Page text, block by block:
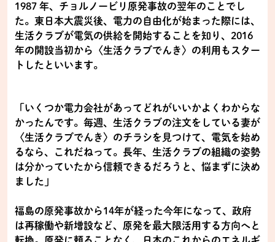
1987 年、チョルノービリ原発事故の翌年のことでし
た。東日本大震災後、電力の自由化が始まった際には、
生活クラブが電気の供給を開始することを知り、2016
年の開設当初から〈生活クラブでんき〉の利用もスター
トしたといいます。
「いくつか電力会社があってどれがいいかよくわからな
かったんです。毎週、生活クラブの注文をしている妻が
〈生活クラブでんき〉のチラシを見つけて、電気を始め
るなら、これだねって。長年、生活クラブの組織の姿勢
は分かっていたから信頼できるだろうと、悩まずに決め
ました」
福島の原発事故から14年が経った今年になって、政府
は再稼働や新増設など、原発を最大限活用する方向へと
転換。原発に頼ることなく、日本のこれからのエネルギ